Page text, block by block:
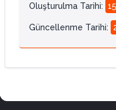
Oluşturulma Tarihi:
Güncellenme Tarihi: